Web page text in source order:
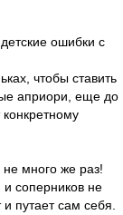
ошибки с
чтобы ставить
априори, еще до
много же раз!
соперников не
путает сам себя.